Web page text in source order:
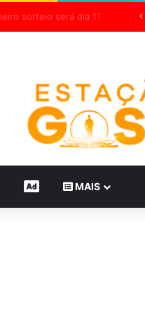
CONTEÚDO DE MARCA
MAIS